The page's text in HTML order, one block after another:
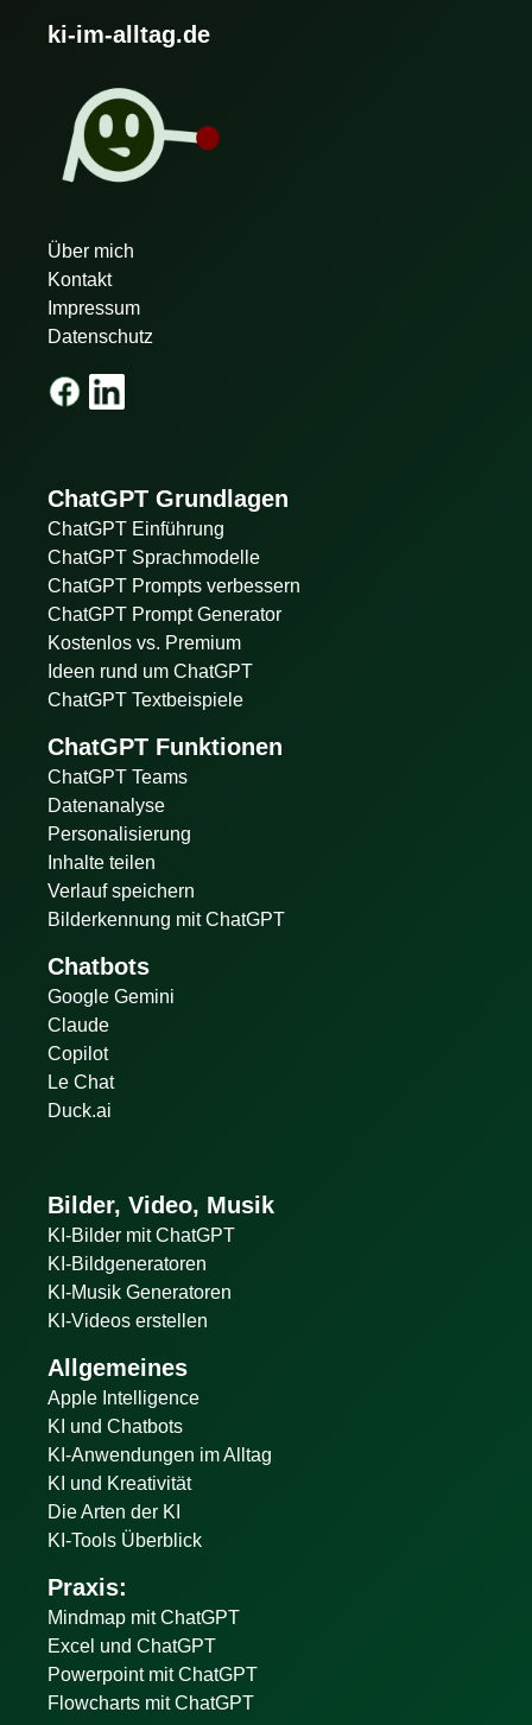
ki-im-alltag.de
Über mich
Kontakt
Impressum
Datenschutz
ChatGPT Grundlagen
ChatGPT Einführung
ChatGPT Sprachmodelle
ChatGPT Prompts verbessern
ChatGPT Prompt Generator
Kostenlos vs. Premium
Ideen rund um ChatGPT
ChatGPT Textbeispiele
ChatGPT Funktionen
ChatGPT Teams
Datenanalyse
Personalisierung
Inhalte teilen
Verlauf speichern
Bilderkennung mit ChatGPT
Chatbots
Google Gemini
Claude
Copilot
Le Chat
Duck.ai
Bilder, Video, Musik
KI-Bilder mit ChatGPT
KI-Bildgeneratoren
KI-Musik Generatoren
KI-Videos erstellen
Allgemeines
Apple Intelligence
KI und Chatbots
KI-Anwendungen im Alltag
KI und Kreativität
Die Arten der KI
KI-Tools Überblick
Praxis:
Mindmap mit ChatGPT
Excel und ChatGPT
Powerpoint mit ChatGPT
Flowcharts mit ChatGPT